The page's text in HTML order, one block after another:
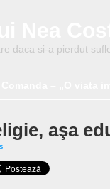
daca si-a pierdut
aşa